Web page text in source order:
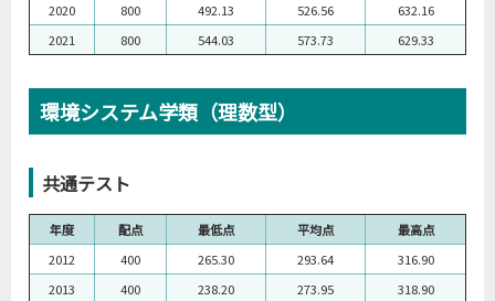
2020
800 492.13 526.56
632.16
2021
800 544.03 573.73 629.33
環境システム学類（理数型）
共通テスト
年度 配点 最低点 平均点
最高点
2012
400 265.30 293.64
316.90
2013
400 238.20 273.95
318.90